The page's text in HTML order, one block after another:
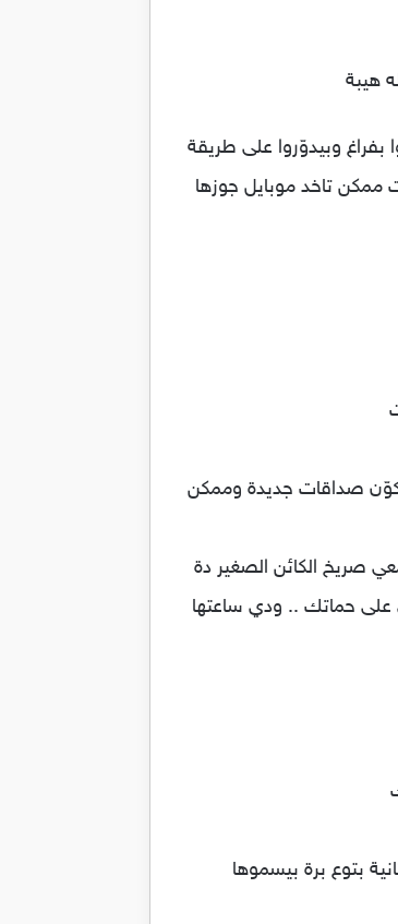
وبيدوّروا على طريقة
ممكن تاخد موبايل جوزها
صداقات جديدة وممكن
صريخ الكائن الصغير دة
حماتك .. ودي ساعتها
بتوع برة بيسموها